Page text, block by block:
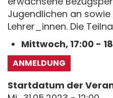
Jugendlichen an
Lehrer_innen. Die
Mittwoch, 17:00 -
ANMELDUNG
Startdatum der